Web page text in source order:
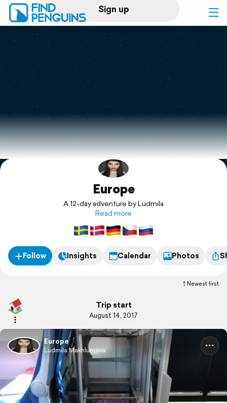
Sign up
Log in
Print a book
Flyover video
Explore
Europe
A 12-day adventure by Ludmila
Read more
Follow Insights Calendar Photos
Newest first
Trip start
August 14, 2017
Europe
Ludmila Makhlumova